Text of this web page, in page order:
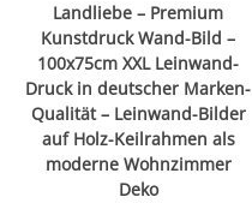
Landliebe – Premium
Kunstdruck Wand-Bild –
100x75cm XXL Leinwand-
Druck in deutscher Marken-
Qualität – Leinwand-Bilder
auf Holz-Keilrahmen als
moderne Wohnzimmer
Deko